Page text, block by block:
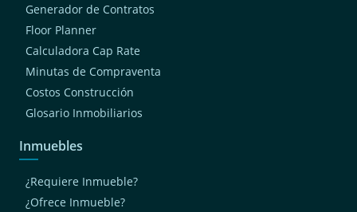
Generador de Contratos
Floor Planner
Calculadora Cap Rate
Minutas de Compraventa
Costos Construcción
Glosario Inmobiliarios
Inmuebles
¿Requiere Inmueble?
¿Ofrece Inmueble?